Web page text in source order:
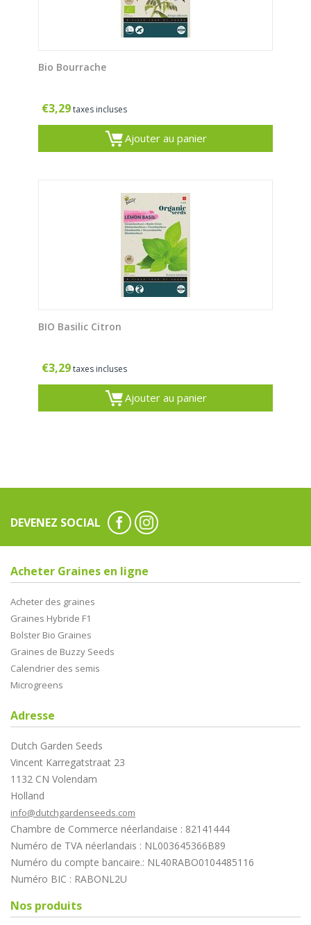
Bio Bourrache
€3,29taxes incluses
Ajouter au panier
BIO Basilic Citron
€3,29taxes incluses
Ajouter au panier
DEVENEZ SOCIAL
Acheter Graines en ligne
Acheter des graines
Graines Hybride F1
Bolster Bio Graines
Graines de Buzzy Seeds
Calendrier des semis
Microgreens
Adresse
Dutch Garden Seeds
Vincent Karregatstraat 23
1132 CN Volendam
Holland
info@dutchgardenseeds.com
Chambre de Commerce néerlandaise : 82141444
Numéro de TVA néerlandais : NL003645366B89
Numéro du compte bancaire.: NL40RABO0104485116
Numéro BIC : RABONL2U
Nos produits